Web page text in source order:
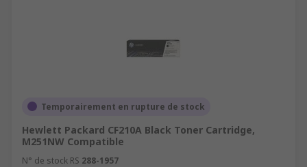
Temporairement en rupture de stock
Hewlett Packard CF210A Black Toner Cartridge,
M251NW Compatible
N° de stock RS 288-1957